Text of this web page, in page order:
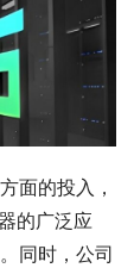
面的投入，
的广泛应
同时，公司